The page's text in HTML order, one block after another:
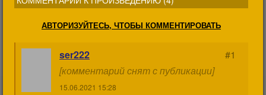
АВТОРИЗУЙТЕСЬ, ЧТОБЫ КОММЕНТИРОВАТЬ
ser222
#1
[комментарий снят с публикации]
15.06.2021 15:28